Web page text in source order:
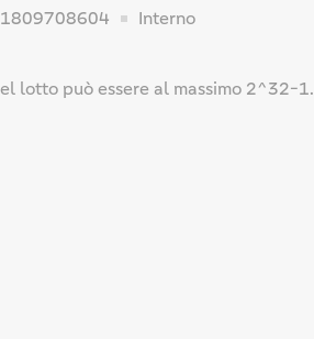
Interno
lotto può essere al massimo 2^32-1.